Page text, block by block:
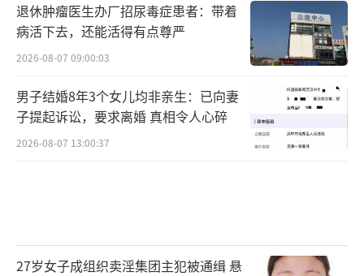
退休肿瘤医生办厂招尿毒症患者：带着
病活下去，还能活得有点尊严
2026-08-07 09:00:03
男子结婚8年3个女儿均非亲生：已向妻
子提起诉讼，要求离婚 真相令人心碎
2026-08-07 13:00:37
27岁女子成组织卖淫集团主犯被通缉 悬